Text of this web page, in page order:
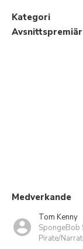
Kategori
Avsnittspremiär
Medverkande
Tom Kenny
SpongeBob
Pirate/